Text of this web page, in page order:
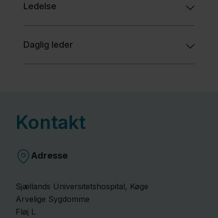
og
arvelighed
Kontakt
Region
Nyheder
Fagfolk
Ledelse​
Daglig leder
Kontakt
Adresse
Sjællands Universitetshospital, Køge
Arvelige Sygdomme
Fløj L